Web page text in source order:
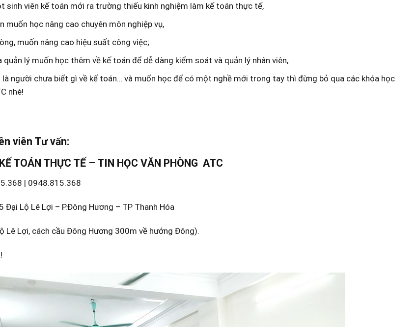
sinh viên kế toán mới ra trường thiếu kinh nghiệm làm kế toán thực tế,
muốn học nâng cao chuyên môn nghiệp vụ,
muốn nâng cao hiệu suất công việc;
quản lý muốn học thêm về kế toán để dễ dàng kiểm soát và quản lý nhân viên,
là người chưa biết gì về kế toán… và muốn học để có một nghề mới trong tay thì đừng bỏ qua các khóa học
nhé!
viên Tư vấn:
TOÁN THỰC TẾ – TIN HỌC VĂN PHÒNG ATC
| 0948.815.368
Đại Lộ Lê Lợi – P.Đông Hương – TP Thanh Hóa
Lê Lợi, cách cầu Đông Hương 300m về hướng Đông).